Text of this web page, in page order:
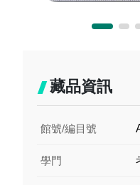
藏品資訊
館號/編目號
學門